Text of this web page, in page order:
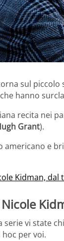
sul piccolo
hanno
recita nei
Grant).
americano e
Kidman, dal
serie vi state
per voi.